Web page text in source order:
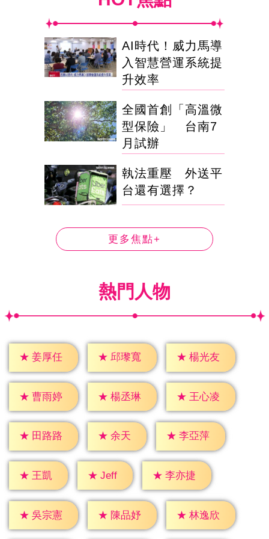
AI時代！威力馬導
入智慧營運系統提
升效率
全國首創「高溫微
型保險」 台南7
月試辦
執法重壓 外送平
台還有選擇？
更多焦點+
熱門人物
★ 姜厚任 ★ 邱瓈寬 ★ 楊光友
★ 曹雨婷 ★ 楊丞琳 ★ 王心凌
★ 田路路 ★ 余天 ★ 李亞萍
★ 王凱 ★ Jeff ★ 李亦捷
★ 吳宗憲 ★ 陳品妤 ★ 林逸欣